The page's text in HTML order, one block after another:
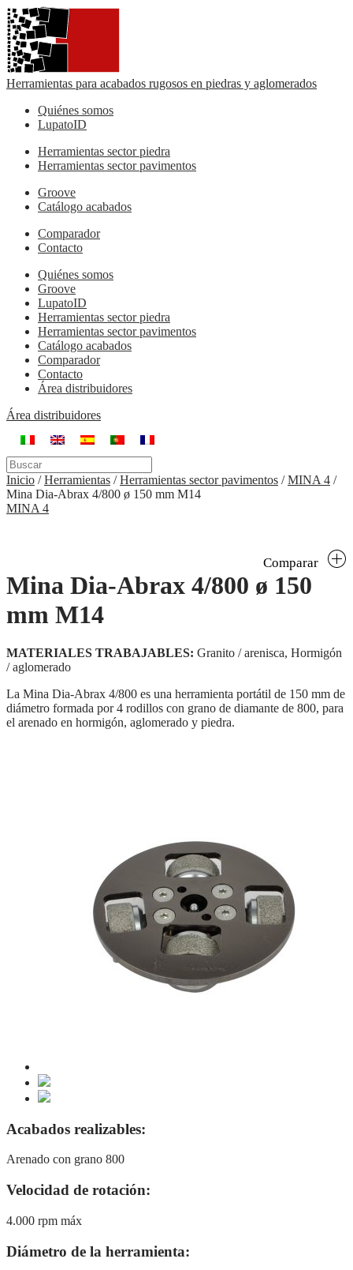
Herramientas para acabados rugosos en piedras y aglomerados
Quiénes somos
LupatoID
Herramientas sector piedra
Herramientas sector pavimentos
Groove
Catálogo acabados
Comparador
Contacto
Quiénes somos
Groove
LupatoID
Herramientas sector piedra
Herramientas sector pavimentos
Catálogo acabados
Comparador
Contacto
Área distribuidores
Área distribuidores
Inicio /Herramientas /Herramientas sector pavimentos /MINA 4 /
Mina Dia-Abrax 4/800 ø 150 mm M14
MINA 4
Mina Dia-Abrax 4/800 ø 150
mm M14
Comparar
MATERIALES TRABAJABLES: Granito / arenisca, Hormigón
/ aglomerado
La Mina Dia-Abrax 4/800 es una herramienta portátil de 150 mm de
diámetro formada por 4 rodillos con grano de diamante de 800, para
el arenado en hormigón, aglomerado y piedra.
Acabados realizables:
Arenado con grano 800
Velocidad de rotación:
4.000 rpm máx
Diámetro de la herramienta: